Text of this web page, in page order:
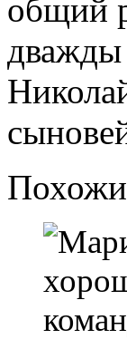
общий
дважды